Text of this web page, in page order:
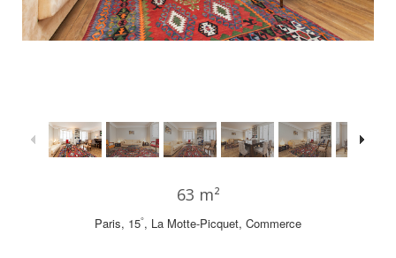
63 m²
Paris, 15°, La Motte-Picquet, Commerce